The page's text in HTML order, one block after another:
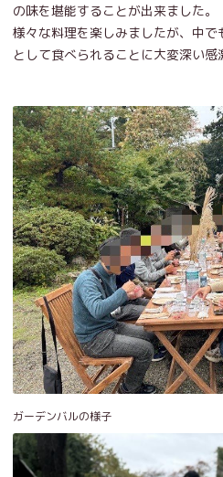
の味を堪能することが出来ました。
様々な料理を楽しみましたが、中
として食べられることに大変深い感
ガーデンバルの様子